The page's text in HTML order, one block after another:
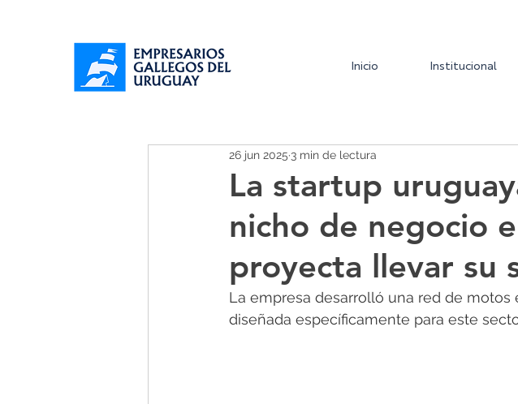
Inicio Institucional
La startup
nicho de negocio
proyecta llevar su
26 jun 2025 3 min de lectura
La empresa desarrolló una red de
diseñada específicamente para este